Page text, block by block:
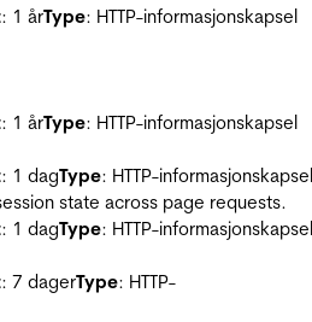
: 1 årType: HTTP-informasjonskapsel
: 1 årType: HTTP-informasjonskapsel
: 1 dagType: HTTP-informasjonskapsel
state across page requests.
: 1 dagType: HTTP-informasjonskapsel
: 7 dagerType: HTTP-